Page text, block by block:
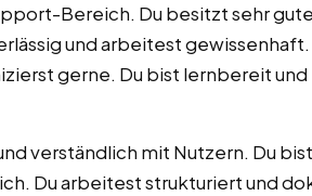
Bereich. Du besitzt sehr
und arbeitest
gerne. Du bist lernbereit
verständlich mit Nutzern. Du
Du arbeitest strukturiert und